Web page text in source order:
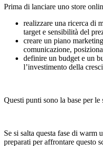
Prima di lanciare uno store
realizzare una ricerca di
target e sensibilità del
creare un piano
comunicazione,
definire un budget e un
l’investimento della
Questi punti sono la base per le
Se si salta questa fase di warm
preparati per affrontare questo